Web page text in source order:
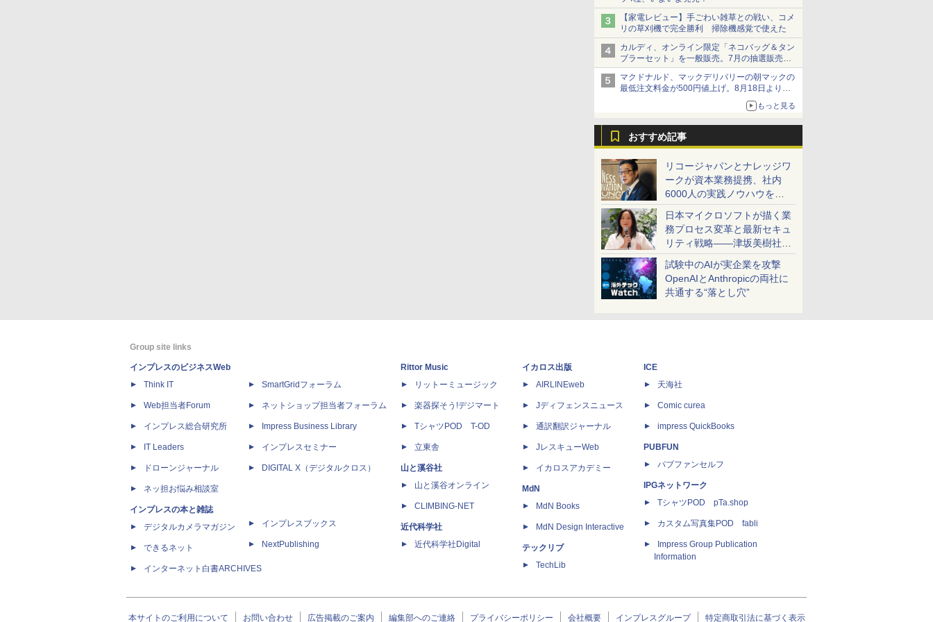
【家電レビュー】手ごわい雑草との戦い、コメ
リの草刈機で完全勝利 掃除機感覚で使えた
カルディ、オンライン限定「ネコバッグ＆タン
ブラーセット」を一般販売。7月の抽選販売の
当選無効分
マクドナルド、マックデリバリーの朝マックの
最低注文料金が500円値上げ。8月18日より
もっと見る
おすすめ記事
リコージャパンとナレッジワ
ークが資本業務提携、社内
6000人の実践ノウハウを生
かした「AI商談記録 for
RICOH」を展開へ
日本マイクロソフトが描く業
務プロセス変革と最新セキュ
リティ戦略――津坂美樹社長
が2027年度戦略を説明
試験中のAIが実企業を攻撃
OpenAIとAnthropicの両社に
共通する“落とし穴”
Group site links
インプレスのビジネスWeb
Think IT
Web担当者Forum
インプレス総合研究所
IT Leaders
ドローンジャーナル
ネッ担お悩み相談室
インプレスの本と雑誌
デジタルカメラマガジン
できるネット
インターネット白書ARCHIVES
SmartGridフォーラム
ネットショップ担当者フォーラム
Impress Business Library
インプレスセミナー
DIGITAL X（デジタルクロス）
インプレスブックス
NextPublishing
Rittor Music
リットーミュージック
楽器探そう!デジマート
TシャツPOD T-OD
立東舎
山と溪谷社
山と溪谷オンライン
CLIMBING-NET
近代科学社
近代科学社Digital
イカロス出版
AIRLINEweb
Jディフェンスニュース
通訳翻訳ジャーナル
JレスキューWeb
イカロスアカデミー
MdN
MdN Books
MdN Design Interactive
テックリブ
TechLib
ICE
天海社
Comic curea
impress QuickBooks
PUBFUN
パブファンセルフ
IPGネットワーク
TシャツPOD pTa.shop
カスタム写真集POD fabli
Impress Group Publication
Information
本サイトのご利用について お問い合わせ 広告掲載のご案内 編集部へのご連絡 プライバシーポリシー 会社概要 インプレスグループ 特定商取引法に基づく表示